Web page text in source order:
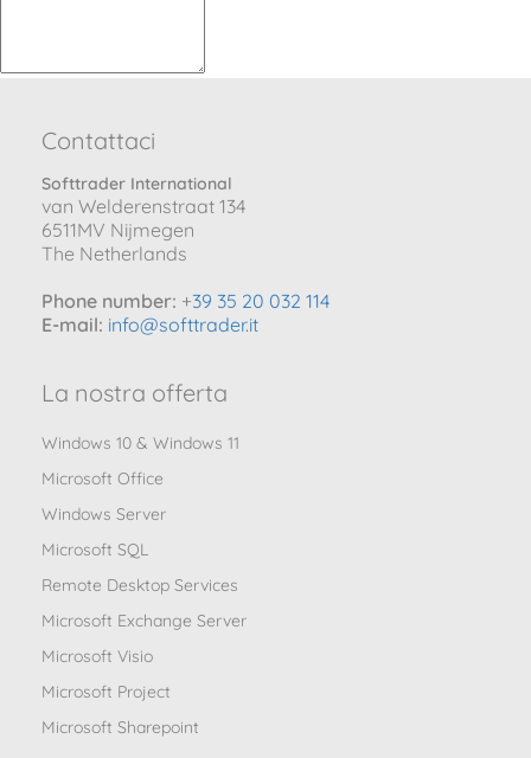
Contattaci
Softtrader International
van Welderenstraat 134
6511MV Nijmegen
The Netherlands
Phone number: +39 35 20 032 114
E-mail: info@softtrader.it
La nostra offerta
Windows 10 & Windows 11
Microsoft Office
Windows Server
Microsoft SQL
Remote Desktop Services
Microsoft Exchange Server
Microsoft Visio
Microsoft Project
Microsoft Sharepoint